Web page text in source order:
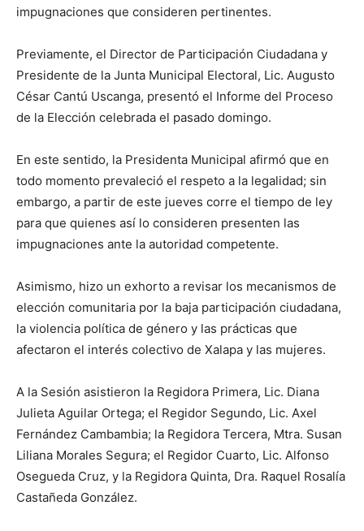
impugnaciones que consideren pertinentes.
Previamente, el Director de Participación Ciudadana y
Presidente de la Junta Municipal Electoral, Lic. Augusto
César Cantú Uscanga, presentó el Informe del Proceso
de la Elección celebrada el pasado domingo.
En este sentido, la Presidenta Municipal afirmó que en
todo momento prevaleció el respeto a la legalidad; sin
embargo, a partir de este jueves corre el tiempo de ley
para que quienes así lo consideren presenten las
impugnaciones ante la autoridad competente.
Asimismo, hizo un exhorto a revisar los mecanismos de
elección comunitaria por la baja participación ciudadana,
la violencia política de género y las prácticas que
afectaron el interés colectivo de Xalapa y las mujeres.
A la Sesión asistieron la Regidora Primera, Lic. Diana
Julieta Aguilar Ortega; el Regidor Segundo, Lic. Axel
Fernández Cambambia; la Regidora Tercera, Mtra. Susan
Liliana Morales Segura; el Regidor Cuarto, Lic. Alfonso
Osegueda Cruz, y la Regidora Quinta, Dra. Raquel Rosalía
Castañeda González.